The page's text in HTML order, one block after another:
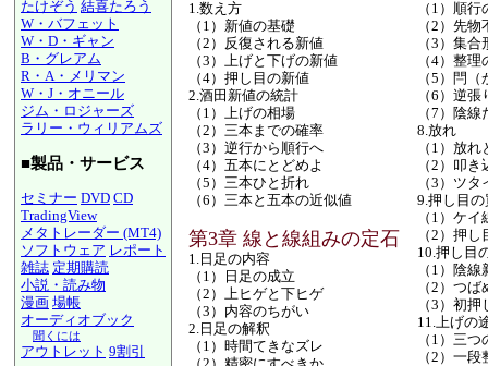
たけぞう 結喜たろう
W・バフェット
W・D・ギャン
B・グレアム
R・A・メリマン
W・J・オニール
ジム・ロジャーズ
ラリー・ウィリアムズ
■製品・サービス
セミナー DVD CD
TradingView
メタトレーダー (MT4)
ソフトウェア レポート
雑誌 定期購読
小説・読み物
漫画 場帳
オーディオブック
聞くには
アウトレット 9割引
1.数え方
（1）新値の基礎
（2）反復される新値
（3）上げと下げの新値
（4）押し目の新値
2.酒田新値の統計
（1）上げの相場
（2）三本までの確率
（3）逆行から順行へ
（4）五本にとどめよ
（5）三本ひと折れ
（6）三本と五本の近似値
第3章 線と線組みの定石
1.日足の内容
（1）日足の成立
（2）上ヒゲと下ヒゲ
（3）内容のちがい
2.日足の解釈
（1）時間てきなズレ
（1）順
（2）先
（3）集
（4）整
（5）閂
（6）逆
（7）陰
8.放れ
（1）放れ
（2）叩き
（3）ツタ
9.押し目
（1）ケ
（2）押
10.押し目
（1）陰
（2）つ
（3）初
11.上げの
（1）三つ
（2）一